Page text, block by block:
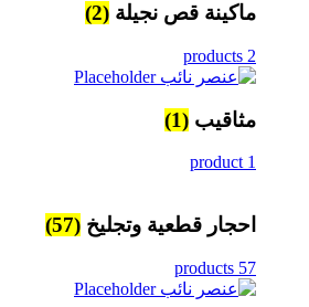
ماكينة قص نجيلة (2)
2 products
مثاقيب (1)
1 product
احجار قطعية وتجليخ (57)
57 products